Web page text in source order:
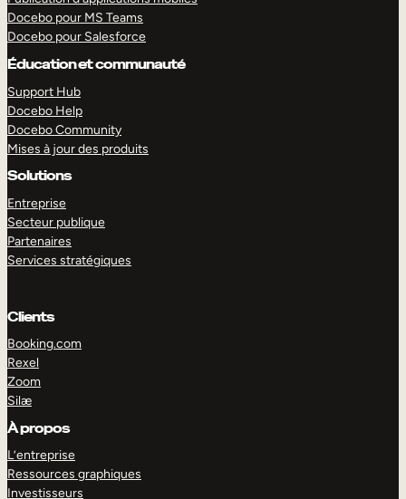
Docebo pour MS Teams
Docebo pour Salesforce
Éducation et communauté
Support Hub
Docebo Help
Docebo Community
Mises à jour des produits
Solutions
Entreprise
Secteur publique
Partenaires
Services stratégiques
Clients
Booking.com
Rexel
Zoom
Silæ
À propos
L’entreprise
Ressources graphiques
Investisseurs